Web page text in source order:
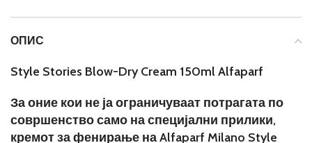
ОПИС
Style Stories Blow-Dry Cream 150ml Alfaparf
За оние кои не ја ограничуваат потрагата по
совршенство само на специјални прилики,
кремот за фенирање на Alfaparf Milano Style